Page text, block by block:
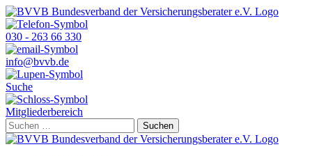
Skip
to
content
030 - 263 66 330
info@bvvb.de
Suche
Mitgliederbereich
Suchen
nach: